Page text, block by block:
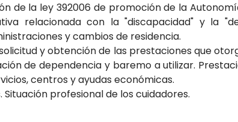
de la ley 392006 de promoción de la
relacionada con la "discapacidad" y la
y cambios de residencia.
y obtención de las prestaciones que
de dependencia y baremo a utilizar.
centros y ayudas económicas.
profesional de los cuidadores.